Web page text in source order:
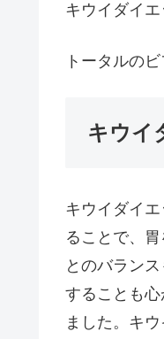
キウイダイエ
トータルの
キウイ
キウイダイ
ることで、
とのバラン
することも
ました。キ